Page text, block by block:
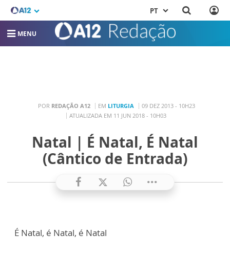
PT
MENU
POR REDAÇÃO A12 EM LITURGIA
09 DEZ 2013 - 10H23
ATUALIZADA EM 11 JUN 2018 - 10H03
Natal | É Natal, É Natal
(Cântico de Entrada)
É Natal, é Natal, é Natal